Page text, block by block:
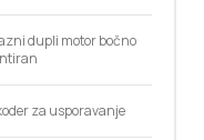
dupli motor bočno
za usporavanje